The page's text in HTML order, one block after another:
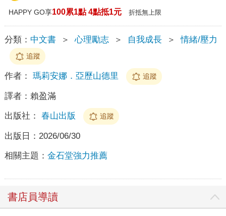
HAPPY GO享100累1點 4點抵1元 折抵無上限
分類： 中文書 ＞ 心理勵志 ＞ 自我成長 ＞ 情緒/壓力
追蹤
作者： 瑪莉安娜．亞歷山德里 追蹤
譯者： 賴盈滿
出版社： 春山出版 追蹤
出版日： 2026/06/30
相關主題： 金石堂強力推薦
書店員導讀